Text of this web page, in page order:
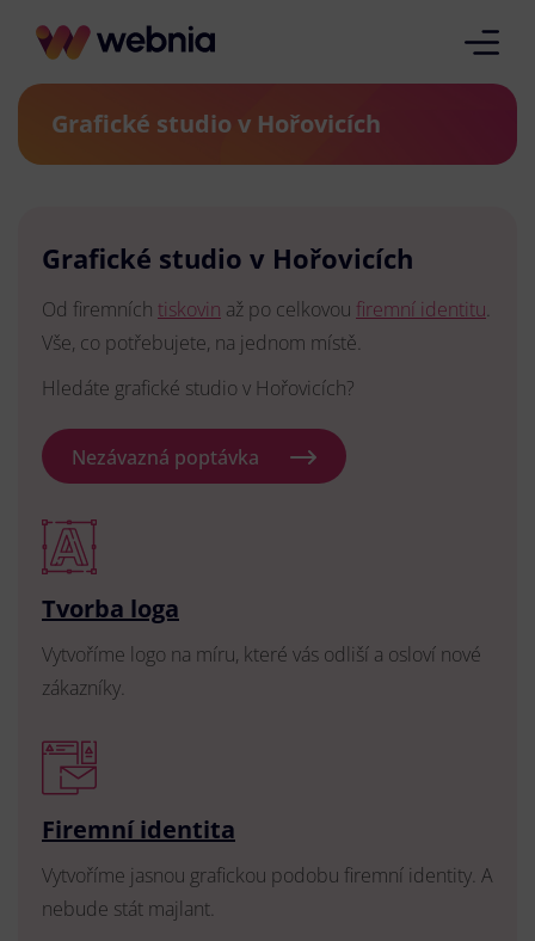
Grafické studio v Hořovicích
Grafické studio v Hořovicích
Od firemních tiskovin až po celkovou firemní identitu.
Vše, co potřebujete, na jednom místě.
Hledáte grafické studio v Hořovicích?
Nezávazná poptávka
Tvorba loga
Vytvoříme logo na míru, které vás odliší a osloví nové
zákazníky.
Firemní identita
Vytvoříme jasnou grafickou podobu firemní identity. A
nebude stát majlant.